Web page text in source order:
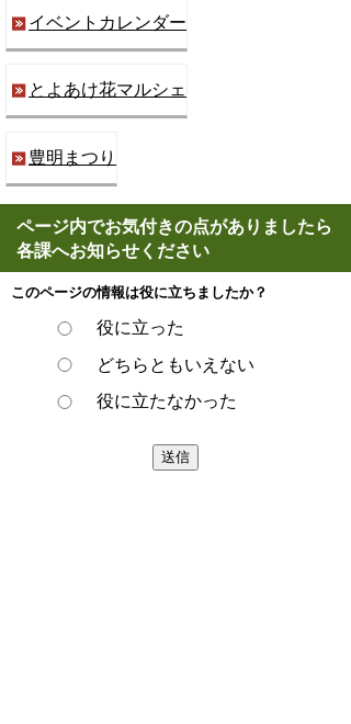
イベントカレンダー
とよあけ花マルシェ
豊明まつり
ページ内でお気付きの点がありましたら
各課へお知らせください
このページの情報は役に立ちましたか？
役に立った
どちらともいえない
役に立たなかった